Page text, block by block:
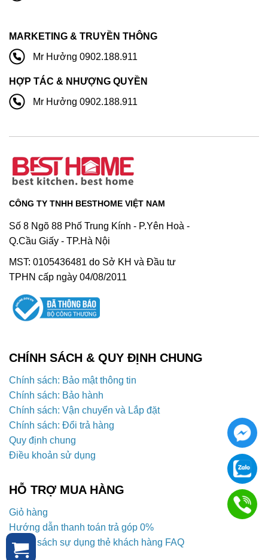
MARKETING & TRUYỀN THÔNG
Mr Hưởng 0902.188.911
HỢP TÁC & NHƯỢNG QUYỀN
Mr Hưởng 0902.188.911
CÔNG TY TNHH BESTHOME VIỆT NAM
Số 8 Ngõ 88 Phố Trung Kính - P.Yên Hoà -
Q.Cầu Giấy - TP.Hà Nội
MST: 0105436481 do Sở KH và Đầu tư
TPHN cấp ngày 04/08/2011
CHÍNH SÁCH & QUY ĐỊNH CHUNG
Chính sách: Bảo mật thông tin
Chính sách: Bảo hành
Chính sách: Vận chuyển và Lắp đặt
Chính sách: Đổi trả hàng
Quy định chung
Điều khoản sử dụng
HỖ TRỢ MUA HÀNG
Giỏ hàng
Hướng dẫn thanh toán trả góp 0%
Chính sách sự dụng thẻ khách hàng FAQ